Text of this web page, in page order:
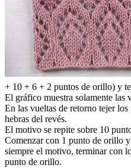
+ 10 + 6 + 2 puntos de orillo) y
El gráfico muestra solamente las
En las vueltas de retorno tejer
hebras del revés.
El motivo se repite sobre 10
Comenzar con 1 punto de orillo
siempre el motivo, terminar con
punto de orillo.